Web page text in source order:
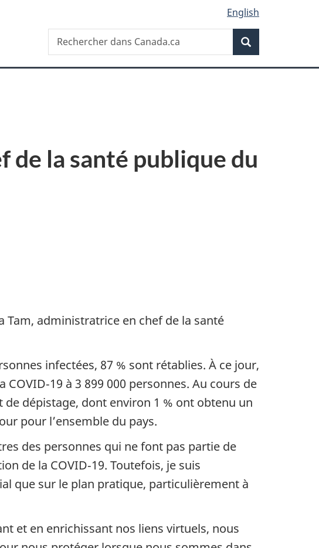
English
Recherche
Rechercher
dans
de la santé publique du
Tam, administratrice en chef de la santé
infectées, 87 % sont rétablies. À ce jour,
à 3 899 000 personnes. Au cours de
dépistage, dont environ 1 % ont obtenu un
pour l’ensemble du pays.
des personnes qui ne font pas partie de
de la COVID‑19. Toutefois, je suis
que sur le plan pratique, particulièrement à
et en enrichissant nos liens virtuels, nous